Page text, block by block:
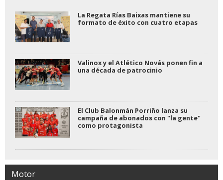
La Regata Rías Baixas mantiene su
formato de éxito con cuatro etapas
Valinox y el Atlético Novás ponen fin a
una década de patrocinio
El Club Balonmán Porriño lanza su
campaña de abonados con "la gente"
como protagonista
Motor